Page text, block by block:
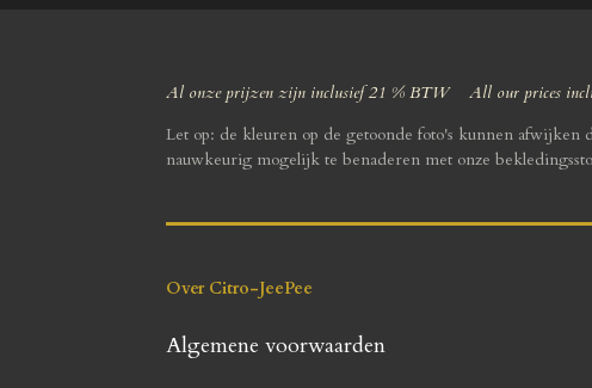
Al onze prijzen zijn inclusief 21 % BTW All our prices
Let op: de kleuren op de getoonde foto's kunnen
nauwkeurig mogelijk te benaderen met onze
Over Citro-JeePee
Algemene voorwaarden